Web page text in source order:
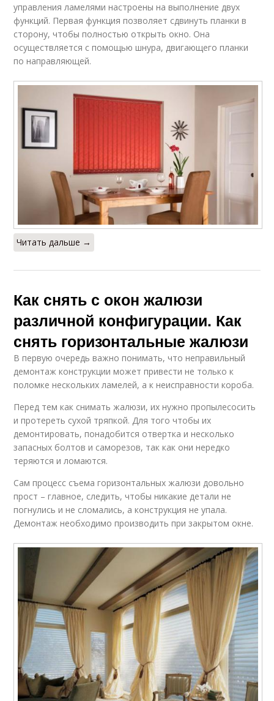
управления ламелями настроены на выполнение двух
функций. Первая функция позволяет сдвинуть планки в
сторону, чтобы полностью открыть окно. Она
осуществляется с помощью шнура, двигающего планки
по направляющей.
Читать дальше →
Как снять с окон жалюзи
различной конфигурации. Как
снять горизонтальные жалюзи
В первую очередь важно понимать, что неправильный
демонтаж конструкции может привести не только к
поломке нескольких ламелей, а к неисправности короба.
Перед тем как снимать жалюзи, их нужно пропылесосить
и протереть сухой тряпкой. Для того чтобы их
демонтировать, понадобится отвертка и несколько
запасных болтов и саморезов, так как они нередко
теряются и ломаются.
Сам процесс съема горизонтальных жалюзи довольно
прост – главное, следить, чтобы никакие детали не
погнулись и не сломались, а конструкция не упала.
Демонтаж необходимо производить при закрытом окне.